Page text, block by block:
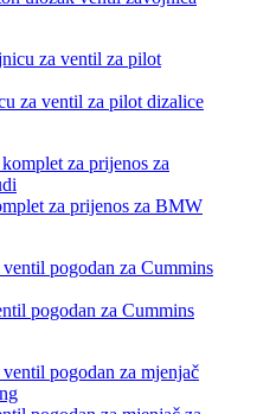
za ventil za pilot dizalice
za prijenos za BMW
pogodan za Cummins